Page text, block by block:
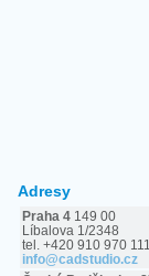
Adresy
Praha 4 149 00
Líbalova 1/2348
tel. +420 910 970 111
info@cadstudio.cz